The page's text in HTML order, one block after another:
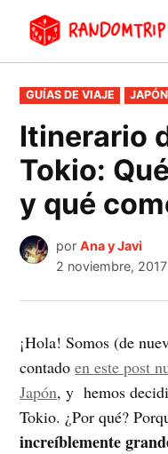
contenido
PUBLICADO
EN
GUÍAS DE VIAJE JAPÓN
Itinerario
Tokio:
y qué
por Ana y Javi
2 noviembre, 2017
¡Hola! Somos (de
contadoen este post
Japón, y hemos
Tokio. ¿Por qué?
increíblemente